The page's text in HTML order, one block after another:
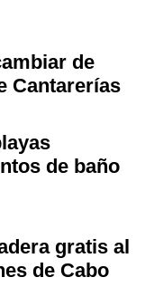
de
Cantarerías
de baño
gratis al
de Cabo